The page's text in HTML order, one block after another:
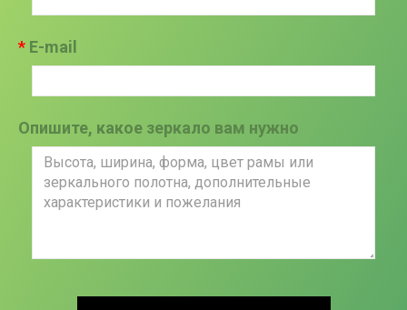
E-mail
Опишите, какое зеркало вам нужно